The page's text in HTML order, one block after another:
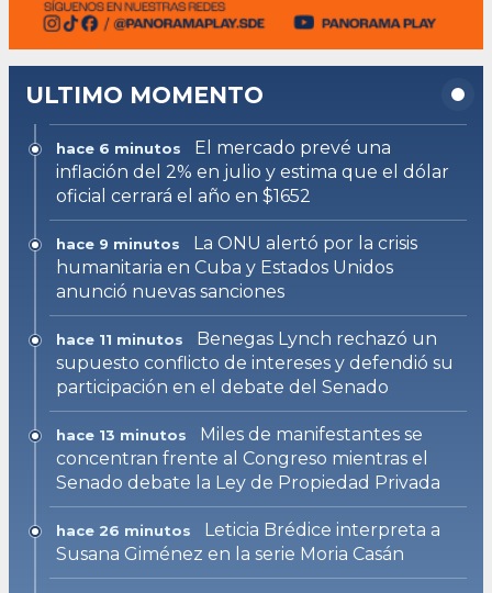
ULTIMO MOMENTO
hace 6 minutos
El mercado prevé una
inflación del 2% en julio y estima que el dólar
oficial cerrará el año en $1652
hace 9 minutos
La ONU alertó por la crisis
humanitaria en Cuba y Estados Unidos
anunció nuevas sanciones
hace 11 minutos
Benegas Lynch rechazó un
supuesto conflicto de intereses y defendió su
participación en el debate del Senado
hace 13 minutos
Miles de manifestantes se
concentran frente al Congreso mientras el
Senado debate la Ley de Propiedad Privada
hace 26 minutos
Leticia Brédice interpreta a
Susana Giménez en la serie Moria Casán